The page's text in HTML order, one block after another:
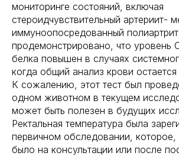
мониторинге состояний, включая
стероидчувствительный артериит-
иммуноопосредованный
продемонстрировано, что уровень
белка повышен в случаях
когда общий анализ крови
К сожалению, этот тест был
одном животном в текущем
может быть полезен в будущих
Ректальная температура была
первичном обследовании,
было на консультации или после